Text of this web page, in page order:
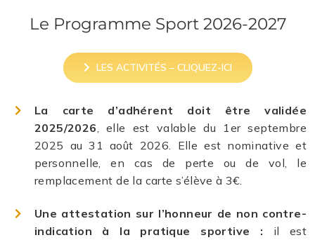
Le Programme Sport 2026-2027
LES ACTIVITÉS – CLIQUEZ-ICI
La carte d’adhérent doit être validée
2025/2026 , elle est valable du 1er septembre
2025 au 31 août 2026. Elle est nominative et
personnelle, en cas de perte ou de vol, le
remplacement de la carte s’élève à 3€.
Une attestation sur l’honneur de non contre-
indication à la pratique sportive : il est